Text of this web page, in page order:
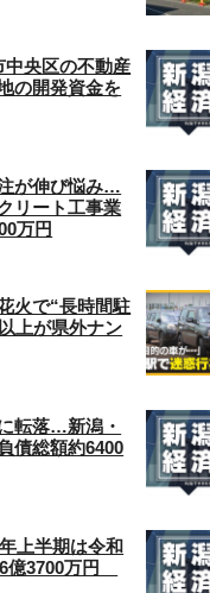
中央区の不動産
の開発資金を
が伸び悩み…
リート工事業
万円
火で“長時間駐
上が県外ナン
転落…新潟・
債総額約6400
上半期は令和
億3700万円